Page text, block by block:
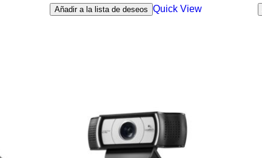
Añadir a la lista de deseos Quick View